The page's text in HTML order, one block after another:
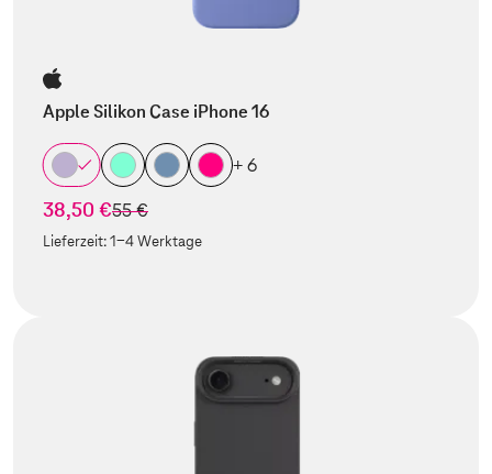
Apple Silikon Case iPhone 16
+ 6
38,50 €statt
55 €
Lieferzeit:1-4 Werktage